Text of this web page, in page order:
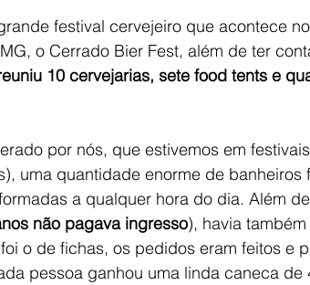
festival cervejeiro que acontece
o Cerrado Bier Fest, além de ter
10 cervejarias, sete food tents e
por nós, que estivemos em
uma quantidade enorme de
a qualquer hora do dia. Além
não pagava ingresso), havia
o de fichas, os pedidos eram feitos e
pessoa ganhou uma linda caneca de